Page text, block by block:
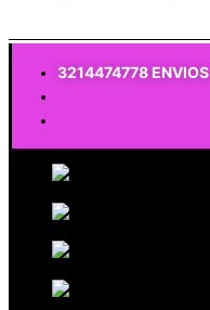
3214474778